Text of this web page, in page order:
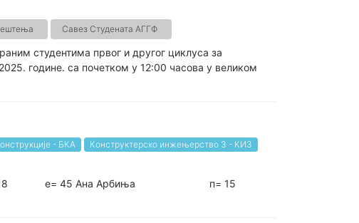
Савез Студената АГГФ
студентима првог и другог циклуса за
године. са почетком у 12:00 часова у великом
- БКА
Конструктерско инжењерство 3 - КИ3
п= 18 е= 45 Ана Арбиња п= 15